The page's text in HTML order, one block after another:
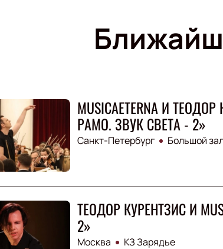
MUSICAETERNA И
РАМО. ЗВУК СВЕТА - 2»
Санкт-Петербург Большой
ТЕОДОР КУРЕНТЗИС И
2»
Москва КЗ Зарядье